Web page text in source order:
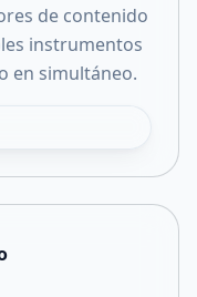
de contenido
instrumentos
en simultáneo.